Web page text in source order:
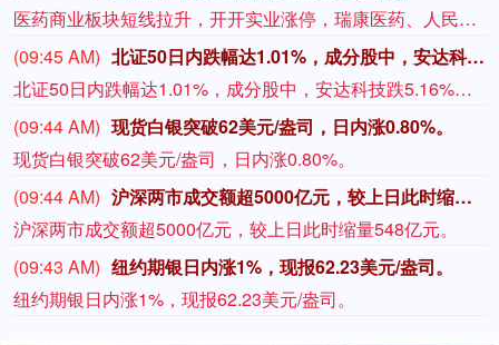
医药商业板块短线拉升，开开实业涨停，瑞康医药、人民同泰、合富中国、华人健康、塞力医疗等纷纷走高。
(09:45 AM)
北证50日内跌幅达1.01%，成分股中，安达科技跌5.16%，华密新材跌4.38%，艾融软件跌4.25%，并行科技跌4.00%。
北证50日内跌幅达1.01%，成分股中，安达科技跌5.16%，华密新材跌4.38%，艾融软件跌4.25%，并行科技跌4.00%。
(09:44 AM) 现货白银突破62美元/盎司，日内涨0.80%。
现货白银突破62美元/盎司，日内涨0.80%。
(09:44 AM)
沪深两市成交额超5000亿元，较上日此时缩量548亿元。
沪深两市成交额超5000亿元，较上日此时缩量548亿元。
(09:43 AM) 纽约期银日内涨1%，现报62.23美元/盎司。
纽约期银日内涨1%，现报62.23美元/盎司。